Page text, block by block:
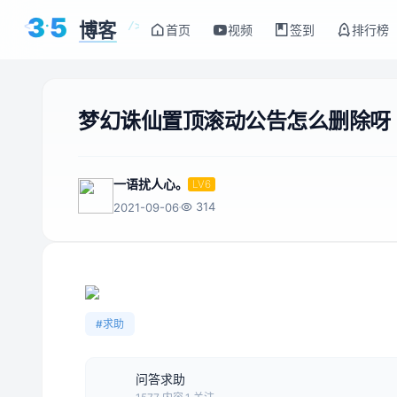
< />
35 博客 首页 视频 签到 排行榜
梦幻诛仙置顶滚动公告怎么删除呀
一语扰人心。 LV6
2021-09-06 314
#求助
问答求助